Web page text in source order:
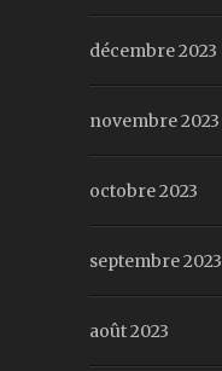
décembre 2023
novembre 2023
octobre 2023
septembre 2023
août 2023